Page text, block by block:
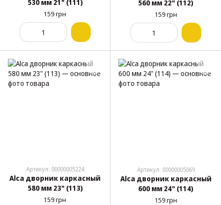
530 мм 21" (111)
159 грн
560 мм 22" (112)
159 грн
Артикул: 00000005224
Alca дворник каркасный
580 мм 23" (113)
159 грн
Артикул: 00000005069
Alca дворник каркасный
600 мм 24" (114)
159 грн